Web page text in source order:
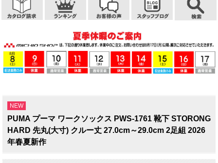
NEW
PUMA プーマ ワークソックス PWS-1761 靴下 STORONG
HARD 先丸(大寸) クルー丈 27.0cm～29.0cm 2足組 2026
年春夏新作